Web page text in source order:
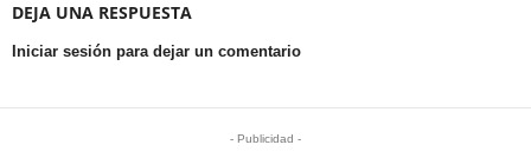
DEJA UNA RESPUESTA
Iniciar sesión para dejar un comentario
- Publicidad -